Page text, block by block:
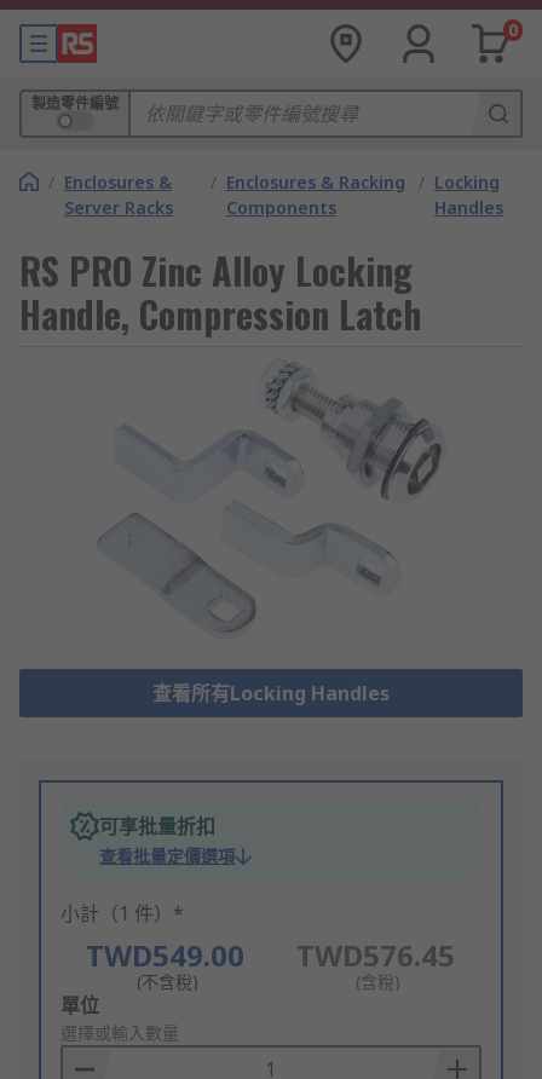
0
製造零件編號
/ Enclosures &
Server Racks
/ Enclosures & Racking
Components
/ Locking
Handles
RS PRO Zinc Alloy Locking
Handle, Compression Latch
查看所有Locking Handles
可享批量折扣
查看批量定價選項
小計（1 件）*
TWD549.00
(不含稅)
TWD576.45
(含稅)
Add
to
Basket
單位
選擇或輸入數量